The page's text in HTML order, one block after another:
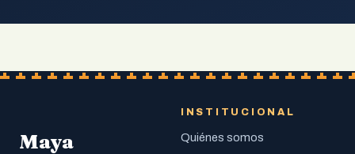
Maya
INSTITUCIONAL
Quiénes somos